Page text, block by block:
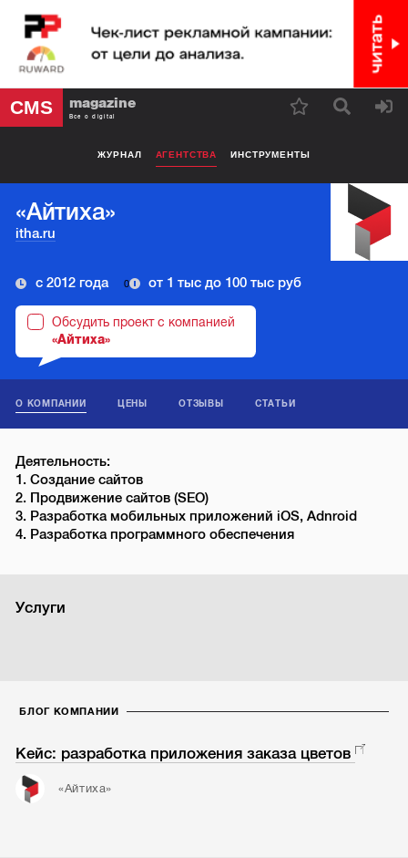
CMS magazine
Все о digital
ЖУРНАЛ АГЕНТСТВА ИНСТРУМЕНТЫ
«Айтиха»
itha.ru
с 2012 года 0 от 1 тыс до 100 тыс руб
Обсудить проект с компанией
«Айтиха»
О КОМПАНИИ ЦЕНЫ ОТЗЫВЫ СТАТЬИ
Деятельность:
1. Создание сайтов
2. Продвижение сайтов (SEO)
3. Разработка мобильных приложений iOS, Adnroid
4. Разработка программного обеспечения
Услуги
БЛОГ КОМПАНИИ
Кейс: разработка приложения заказа цветов
«Айтиха»